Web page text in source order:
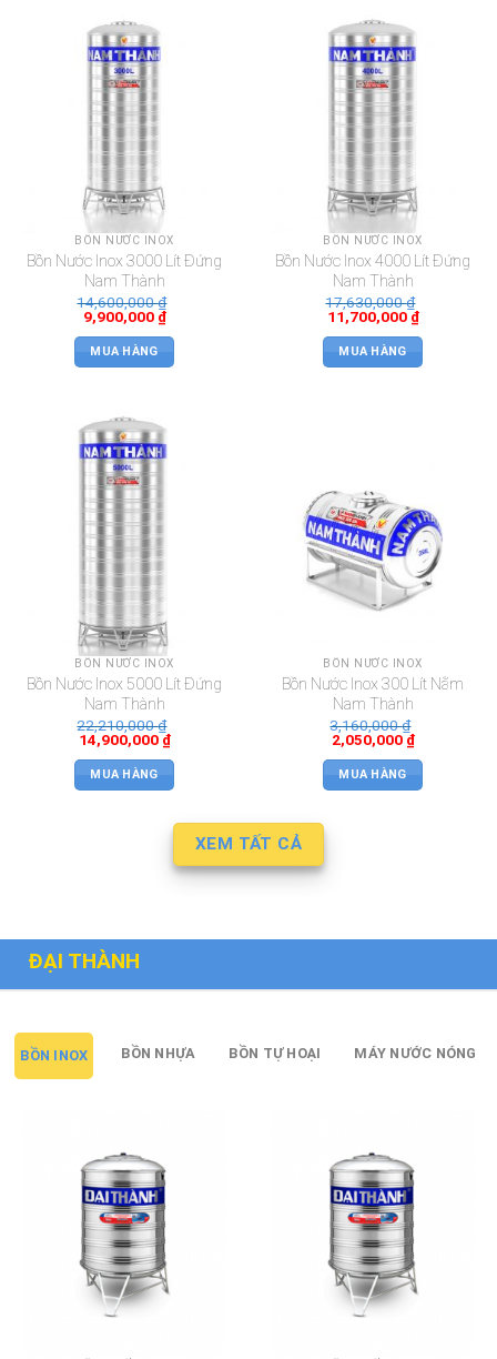
BỒN NƯỚC INOX
Bồn Nước Inox 3000 Lít Đứng
Nam Thành
14,600,000₫
9,900,000 ₫
MUA HÀNG
BỒN NƯỚC INOX
Bồn Nước Inox 4000 Lít Đứng
Nam Thành
17,630,000₫
11,700,000 ₫
MUA HÀNG
BỒN NƯỚC INOX
Bồn Nước Inox 5000 Lít Đứng
Nam Thành
22,210,000₫
14,900,000 ₫
MUA HÀNG
BỒN NƯỚC INOX
Bồn Nước Inox 300 Lít Nằm
Nam Thành
3,160,000₫
2,050,000 ₫
MUA HÀNG
XEM TẤT CẢ
ĐẠI THÀNH
BỒN INOX BỒN NHỰA BỒN TỰ HOẠI MÁY NƯỚC NÓNG